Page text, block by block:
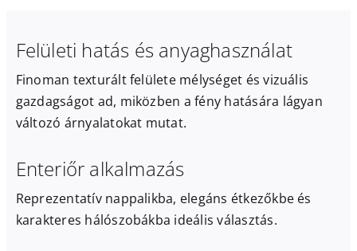
Felületi hatás és anyaghasználat
Finoman texturált felülete mélységet és vizuális
gazdagságot ad, miközben a fény hatására lágyan
változó árnyalatokat mutat.
Enteriőr alkalmazás
Reprezentatív nappalikba, elegáns étkezőkbe és
karakteres hálószobákba ideális választás.